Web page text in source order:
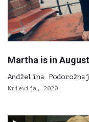
Martha is in August
Andželīna
Krievija, 2020